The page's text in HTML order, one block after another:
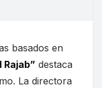
basados en
Rajab” destaca
La directora